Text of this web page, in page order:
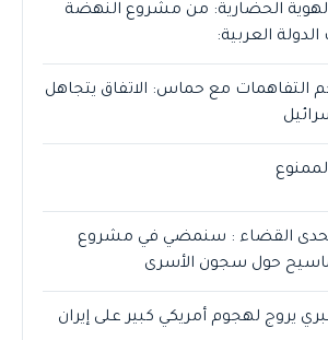
الحضارية: من مشروع النهضة
العربية:
التفاهمات مع حماس: الاتفاق يتجاهل
القضاء : سنمضي في مشروع
حول سجون الأسرى
يروج لهجوم أمريكي كبير على إيران